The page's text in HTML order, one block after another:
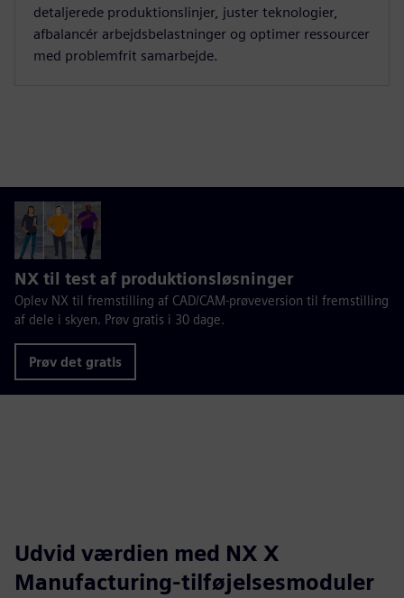
detaljerede produktionslinjer, juster teknologier,
afbalancér arbejdsbelastninger og optimer ressourcer
med problemfrit samarbejde.
NX til test af produktionsløsninger
Oplev NX til fremstilling af CAD/CAM-prøveversion til fremstilling
af dele i skyen. Prøv gratis i 30 dage.
Prøv det gratis
Udvid værdien med NX X
Manufacturing-tilføjelsesmoduler